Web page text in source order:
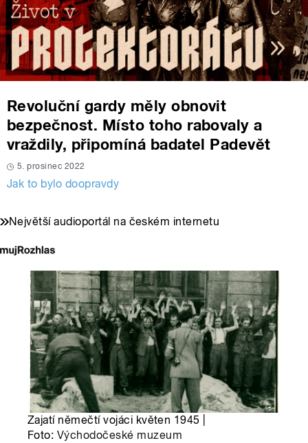
Revoluční gardy měly obnovit
bezpečnost. Místo toho rabovaly a
vraždily, připomíná badatel Padevět
5. prosinec 2022
Jak to bylo doopravdy
Největší audioportál na českém internetu
Zajatí němečtí vojáci květen 1945 |
Foto: Východočeské muzeum